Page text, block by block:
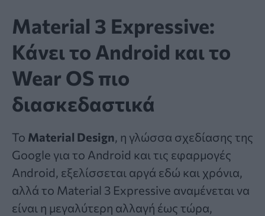
Material 3 Expressive:
Κάνει το Android και το
Wear OS πιο
διασκεδαστικά
Το Material Design, η γλώσσα σχεδίασης της
Google για το Android και τις εφαρμογές
Android, εξελίσσεται αργά εδώ και χρόνια,
αλλά το Material 3 Expressive αναμένεται να
είναι η μεγαλύτερη αλλαγή έως τώρα,